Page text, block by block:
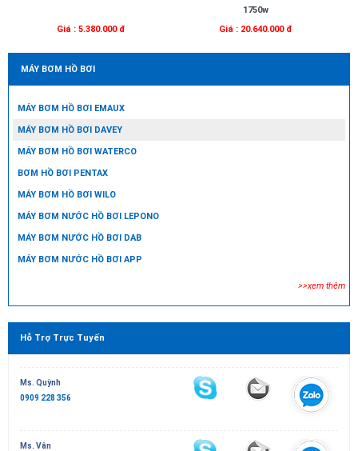
Giá : 5.380.000 đ
1750w
Giá : 20.640.000 đ
MÁY BƠM HỒ BƠI
MÁY BƠM HỒ BƠI EMAUX
MÁY BƠM HỒ BƠI DAVEY
MÁY BƠM HỒ BƠI WATERCO
BƠM HỒ BƠI PENTAX
MÁY BƠM HỒ BƠI WILO
MÁY BƠM NƯỚC HỒ BƠI LEPONO
MÁY BƠM NƯỚC HỒ BƠI DAB
MÁY BƠM NƯỚC HỒ BƠI APP
>>xem thêm
Hỗ Trợ Trực Tuyến
Ms. Quỳnh
0909 228 356
Ms. Vân